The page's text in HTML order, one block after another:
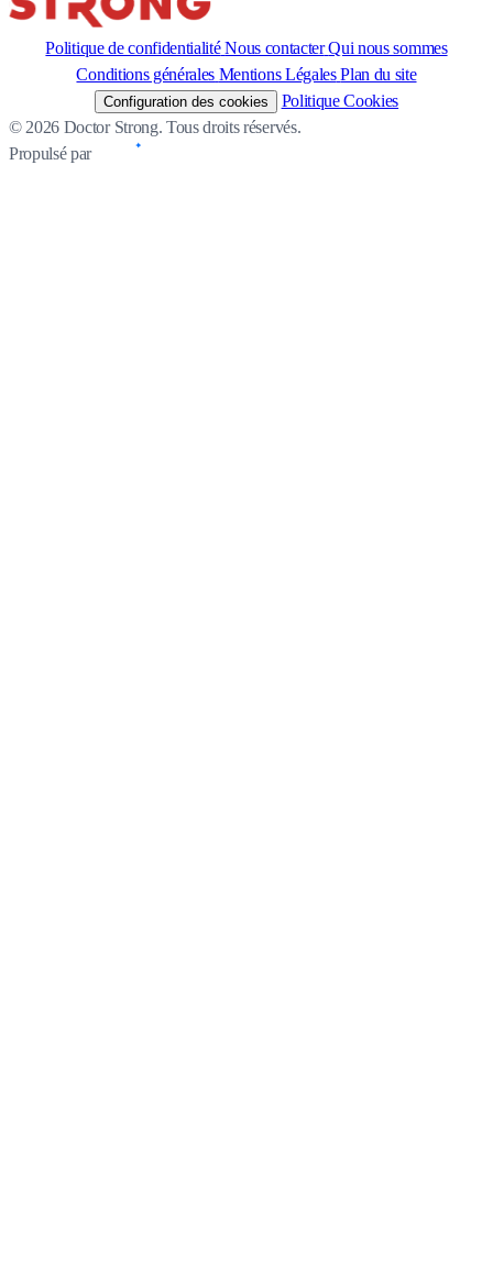
Politique de confidentialité Nous contacter Qui nous sommes
Conditions générales Mentions Légales Plan du site
Configuration des cookies
Politique Cookies
© 2026 Doctor Strong. Tous droits réservés.
Propulsé par